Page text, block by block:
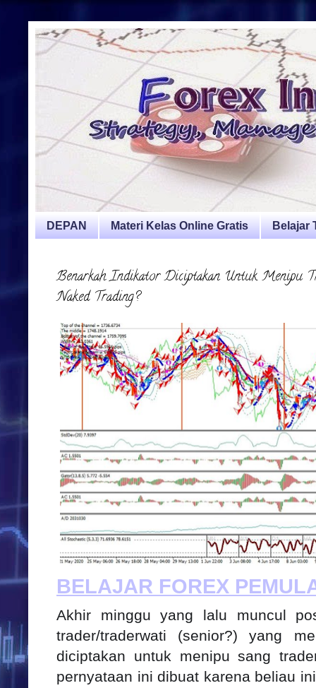
DEPAN Materi Kelas Online Gratis Belajar
Benarkah Indikator Diciptakan Untuk Menipu
Naked Trading?
BELAJAR FOREX
Akhir minggu yang lalu muncul
trader/traderwati (senior?) yang
diciptakan untuk menipu sang
pernyataan ini dibuat karena beliau